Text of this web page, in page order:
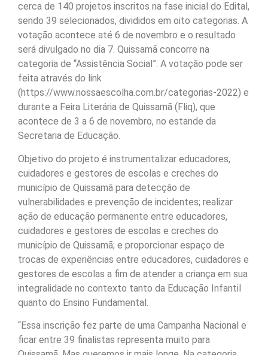
cerca de 140 projetos inscritos na fase inicial do Edital,
sendo 39 selecionados, divididos em oito categorias. A
votação acontece até 6 de novembro e o resultado
será divulgado no dia 7. Quissamã concorre na
categoria de “Assistência Social”. A votação pode ser
feita através do link
(https://www.nossaescolha.com.br/categorias-2022) e
durante a Feira Literária de Quissamã (Fliq), que
acontece de 3 a 6 de novembro, no estande da
Secretaria de Educação.
Objetivo do projeto é instrumentalizar educadores,
cuidadores e gestores de escolas e creches do
município de Quissamã para detecção de
vulnerabilidades e prevenção de incidentes; realizar
ação de educação permanente entre educadores,
cuidadores e gestores de escolas e creches do
município de Quissamã; e proporcionar espaço de
trocas de experiências entre educadores, cuidadores e
gestores de escolas a fim de atender a criança em sua
integralidade no contexto tanto da Educação Infantil
quanto do Ensino Fundamental.
“Essa inscrição fez parte de uma Campanha Nacional e
ficar entre 39 finalistas representa muito para